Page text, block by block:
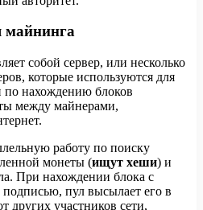
майнинга
собой сервер, или несколько
которые используются для
по нахождению блоков
между майнерами,
работу по поиску
монеты (ищут хеши) и
При нахождении блока с
пул высылает его в
других участников сети,